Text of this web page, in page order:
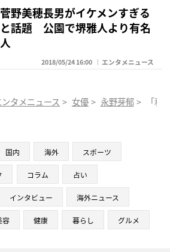
菅野美穂長男がイケメンすぎる
と話題 公園で堺雅人より有名
人
2018/05/24 16:00 エンタメニュース
ンタメニュース > 女優 > 永野芽郁 > 「
国内 海外 スポーツ
コラム 占い
インタビュー 海外ニュース
容 健康 暮らし グルメ